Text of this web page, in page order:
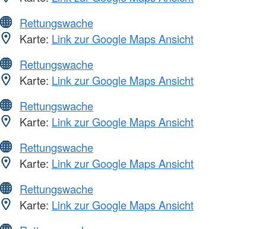
Rettungswache
Karte: Link zur Google Maps Ansicht
Rettungswache
Karte: Link zur Google Maps Ansicht
Rettungswache
Karte: Link zur Google Maps Ansicht
Rettungswache
Karte: Link zur Google Maps Ansicht
Rettungswache
Karte: Link zur Google Maps Ansicht